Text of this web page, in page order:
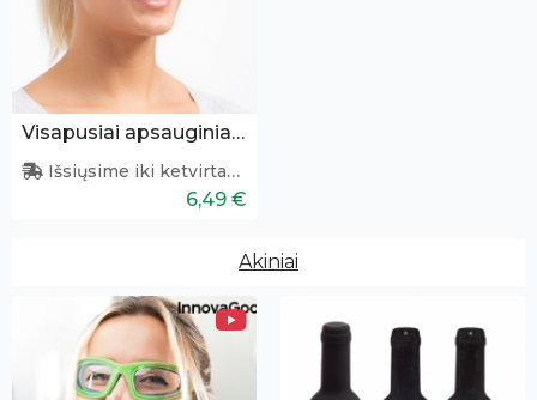
Visapusiai apsauginiai akiniai
Išsiųsime iki ketvirtadienio
6,49 €
Akiniai